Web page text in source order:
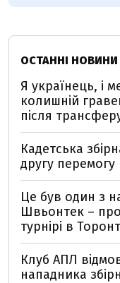
ОСТАННІ НОВИНИ
Я українець, і
колишній
після
Кадетська
другу перемогу
Це був один з
Швьонтек –
турнірі в
Клуб АПЛ
нападника